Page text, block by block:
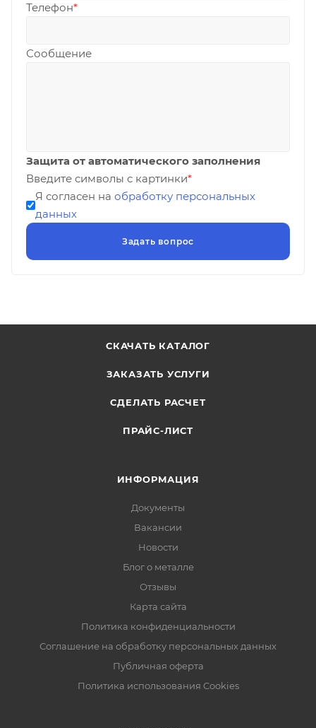
Телефон*
Сообщение
Защита от автоматического заполнения
Введите символы с картинки*
Я согласен на обработку персональных
данных
СКАЧАТЬ КАТАЛОГ
ЗАКАЗАТЬ УСЛУГИ
СДЕЛАТЬ РАСЧЕТ
ПРАЙС-ЛИСТ
ИНФОРМАЦИЯ
Документы
Вакансии
Новости
Блог о металле
Отзывы
Карта сайта
Политика конфиденциальности
Соглашение на обработку персональных данных
Публичная оферта
Политика использования Cookies